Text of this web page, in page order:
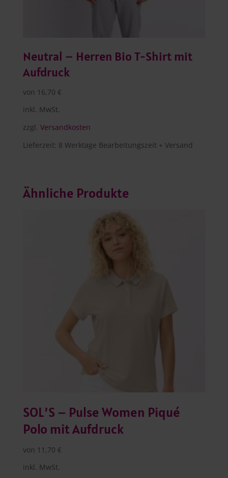
Neutral – Herren Bio T-Shirt mit
Aufdruck
von 16,70 €
inkl. MwSt.
zzgl. Versandkosten
Lieferzeit: 8 Werktage Bearbeitungszeit + Versand
Ähnliche Produkte
SOL’S – Pulse Women Piqué
Polo mit Aufdruck
von 11,70 €
inkl. MwSt.